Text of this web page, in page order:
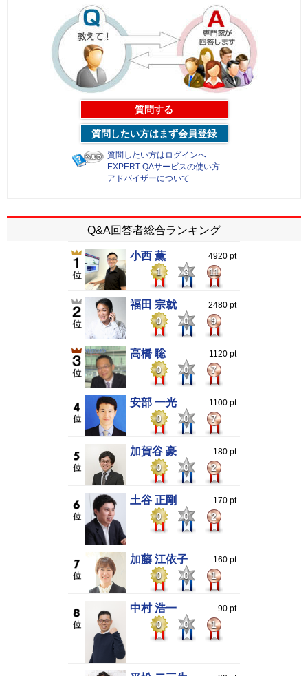
質問する
質問したい方はまず会員登録
質問したい方はログインへ
EXPERT QAサービスの使い方
アドバイザーについて
Q&A回答者総合ランキング
小西 薫 4920 pt
1 3 11
福田 宗就 2480 pt
0 0 9
高橋 聡 1120 pt
0 0 7
安部 一光 1100 pt
0 0 7
加賀谷 豪 180 pt
0 0 2
土谷 正剛 170 pt
0 0 2
加藤 江依子 160 pt
0 0 1
中村 浩一 90 pt
0 0 1